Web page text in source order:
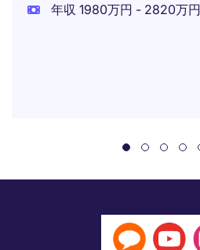
年収 1980万円 - 2820万円